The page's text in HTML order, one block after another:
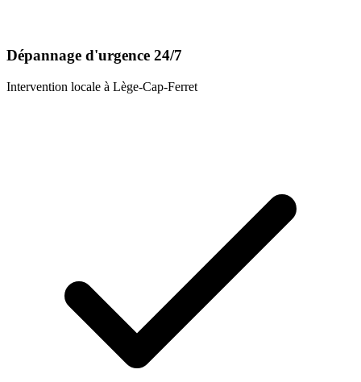
Dépannage d'urgence 24/7
Intervention locale à Lège-Cap-Ferret